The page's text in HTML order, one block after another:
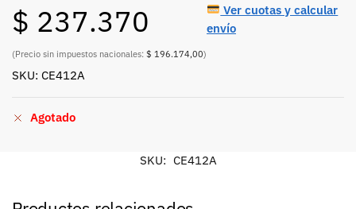
$ 237.370
(Precio sin impuestos nacionales: $ 196.174,00)
Ver cuotas y calcular
envío
SKU: CE412A
Agotado
SKU: CE412A